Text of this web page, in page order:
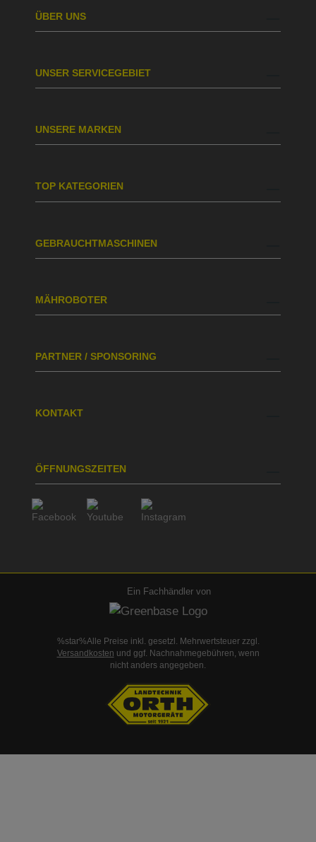
ÜBER UNS
UNSER SERVICEGEBIET
UNSERE MARKEN
TOP KATEGORIEN
GEBRAUCHTMASCHINEN
MÄHROBOTER
PARTNER / SPONSORING
KONTAKT
ÖFFNUNGSZEITEN
Ein Fachhändler von
%star%Alle Preise inkl. gesetzl. Mehrwertsteuer zzgl.
Versandkosten und ggf. Nachnahmegebühren, wenn
nicht anders angegeben.